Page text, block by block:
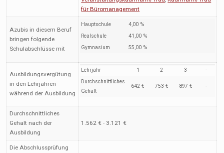
für Büromanagement
Azubis in diesem Beruf
bringen folgende
Schulabschlüsse mit
Hauptschule
4,00 %
Realschule
41,00 %
Gymnasium
55,00 %
Ausbildungsvergütung
in den Lehrjahren
während der Ausbildung
Lehrjahr 1 2 3
-
Durchschnittliches
Gehalt
642 € 753 € 897 € -
Durchschnittliches
Gehalt nach der
Ausbildung
1.562 € - 3.121 €
Die Abschlussprüfung